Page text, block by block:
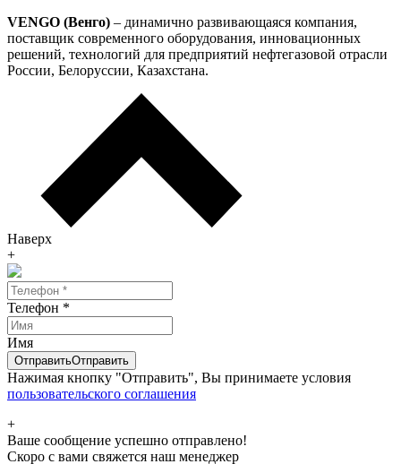
VENGO (Венго) – динамично развивающаяся компания,
поставщик современного оборудования, инновационных
решений, технологий для предприятий нефтегазовой отрасли
России, Белоруссии, Казахстана.
Наверх
+
Телефон *
Имя
ОтправитьОтправить
Нажимая кнопку "Отправить", Вы принимаете условия
пользовательского соглашения
+
Ваше сообщение успешно отправлено!
Скоро с вами свяжется наш менеджер